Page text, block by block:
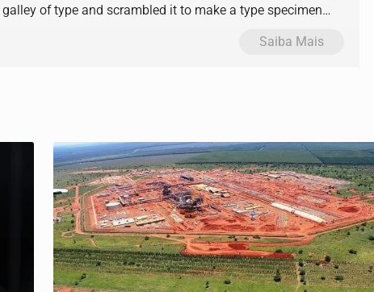
of type and scrambled it to make a type specimen
Saiba Mais